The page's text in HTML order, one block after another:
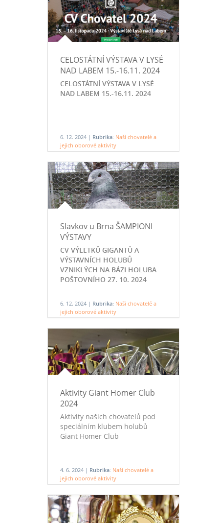
CELOSTÁTNÍ VÝSTAVA V LYSÉ
NAD LABEM 15.-16.11. 2024
CELOSTÁTNÍ VÝSTAVA V LYSÉ
NAD LABEM 15.-16.11. 2024
6. 12. 2024 | Rubrika: Naši chovatelé a
jejich oborové aktivity
Slavkov u Brna ŠAMPIONI
VÝSTAVY
CV VÝLETKŮ GIGANTŮ A
VÝSTAVNÍCH HOLUBŮ
VZNIKLÝCH NA BÁZI HOLUBA
POŠTOVNÍHO 27. 10. 2024
6. 12. 2024 | Rubrika: Naši chovatelé a
jejich oborové aktivity
Aktivity Giant Homer Club
2024
Aktivity našich chovatelů pod
speciálním klubem holubů
Giant Homer Club
4. 6. 2024 | Rubrika: Naši chovatelé a
jejich oborové aktivity